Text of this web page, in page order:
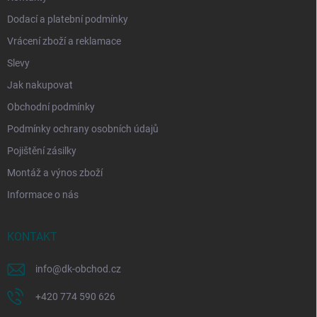
Dodací a platební podmínky
Vrácení zboží a reklamace
Slevy
Jak nakupovat
Obchodní podmínky
Podmínky ochrany osobních údajů
Pojištění zásilky
Montáž a výnos zboží
Informace o nás
KONTAKT
info@dk-obchod.cz
+420 774 590 626